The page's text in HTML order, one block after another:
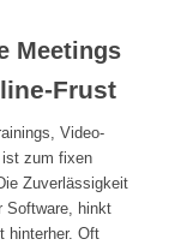
Meetings
Frust
Video-
ist zum fixen
Zuverlässigkeit
Software, hinkt
hinterher. Oft